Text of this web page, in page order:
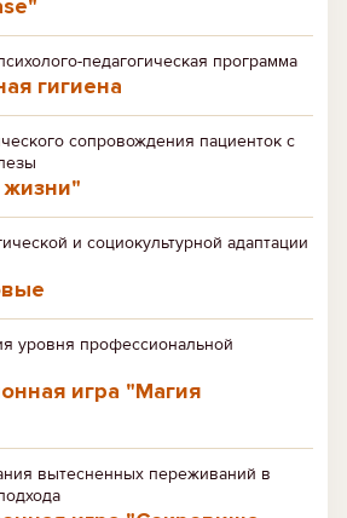
педагогическая программа
гигиена
сопровождения пациенток с
и социокультурной адаптации
уровня профессиональной
игра "Магия
вытесненных переживаний в